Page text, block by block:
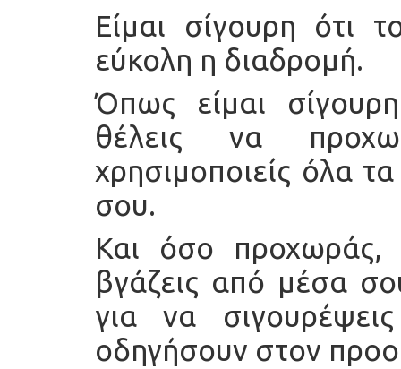
Είμαι σίγουρη ότι
εύκολη η διαδρομή.
Όπως είμαι
θέλεις να
χρησιμοποιείς όλα
σου.
Και όσο προχωράς,
βγάζεις από μέσα
για να
οδηγήσουν στον